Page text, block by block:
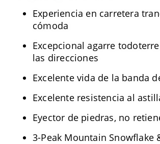
Experiencia en carretera
cómoda
Excepcional agarre
las direcciones
Excelente vida de la banda
Excelente resistencia al
Eyector de piedras, no
3-Peak Mountain Snowflake